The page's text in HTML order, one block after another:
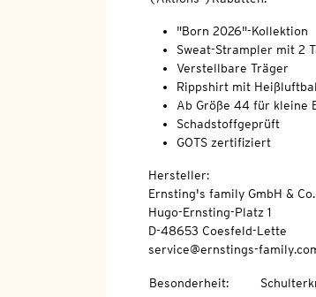
"Born 2026"-Kollektion
Sweat-Strampler mit 2
Verstellbare Träger
Rippshirt mit
Ab Größe 44 für kleine
Schadstoffgeprüft
GOTS zertifiziert
Hersteller:
Ernsting's family GmbH & Co.
Hugo-Ernsting-Platz 1
D-48653 Coesfeld-Lette
service@ernstings-
Besonderheit: